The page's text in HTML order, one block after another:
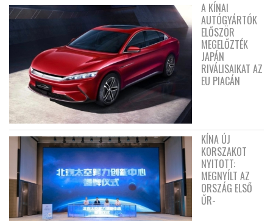
A KÍNAI
AUTÓGYÁRTÓK
ELŐSZÖR
MEGELŐZTÉK
JAPÁN
RIVÁLISAIKAT AZ
EU PIACÁN
KÍNA ÚJ
KORSZAKOT
NYITOTT:
MEGNYÍLT AZ
ORSZÁG ELSŐ
ŰR-